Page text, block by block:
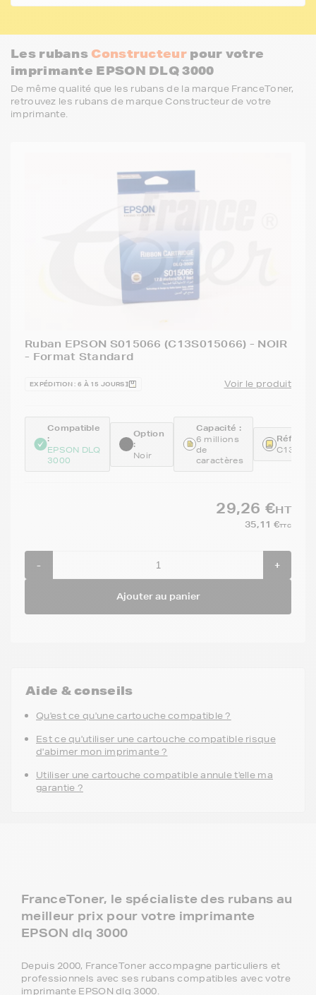
Les rubans Constructeurpour votre
imprimante EPSON DLQ 3000
De même qualité que les rubans de la marque FranceToner,
retrouvez les rubans de marque Constructeur de votre
imprimante.
Ruban EPSON S015066 (C13S015066) - NOIR
- Format Standard
EXPÉDITION : 6 À 15 JOURS Voir le produit
Compatible
:
EPSON DLQ
3000
Option
:
Noir
Capacité :
6 millions
de
caractères
29,26 €HT
35,11 €TTC
- +
Ajouter au panier
Aide & conseils
Qu'est ce qu'une cartouche compatible ?
Est ce qu'utiliser une cartouche compatible risque
d'abimer mon imprimante ?
Utiliser une cartouche compatible annule t'elle ma
garantie ?
FranceToner, le spécialiste des rubans au
meilleur prix pour votre imprimante
EPSON dlq 3000
Depuis 2000, FranceToner accompagne particuliers et
professionnels avec ses rubans compatibles avec votre
imprimante EPSON dlq 3000.